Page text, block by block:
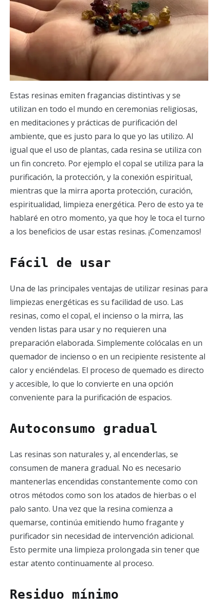
Estas resinas emiten fragancias distintivas y se
utilizan en todo el mundo en ceremonias religiosas,
en meditaciones y prácticas de purificación del
ambiente, que es justo para lo que yo las utilizo. Al
igual que el uso de plantas, cada resina se utiliza con
un fin concreto. Por ejemplo el copal se utiliza para la
purificación, la protección, y la conexión espiritual,
mientras que la mirra aporta protección, curación,
espiritualidad, limpieza energética. Pero de esto ya te
hablaré en otro momento, ya que hoy le toca el turno
a los beneficios de usar estas resinas. ¡Comenzamos!
Fácil de usar
Una de las principales ventajas de utilizar resinas para
limpiezas energéticas es su facilidad de uso. Las
resinas, como el copal, el incienso o la mirra, las
venden listas para usar y no requieren una
preparación elaborada. Simplemente colócalas en un
quemador de incienso o en un recipiente resistente al
calor y enciéndelas. El proceso de quemado es directo
y accesible, lo que lo convierte en una opción
conveniente para la purificación de espacios.
Autoconsumo gradual
Las resinas son naturales y, al encenderlas, se
consumen de manera gradual. No es necesario
mantenerlas encendidas constantemente como con
otros métodos como son los atados de hierbas o el
palo santo. Una vez que la resina comienza a
quemarse, continúa emitiendo humo fragante y
purificador sin necesidad de intervención adicional.
Esto permite una limpieza prolongada sin tener que
estar atento continuamente al proceso.
Residuo mínimo